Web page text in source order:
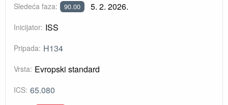
Sledeća faza: 90.00 5. 2. 2026.
Inicijator: ISS
Pripada: H134
Vrsta: Evropski standard
ICS: 65.080